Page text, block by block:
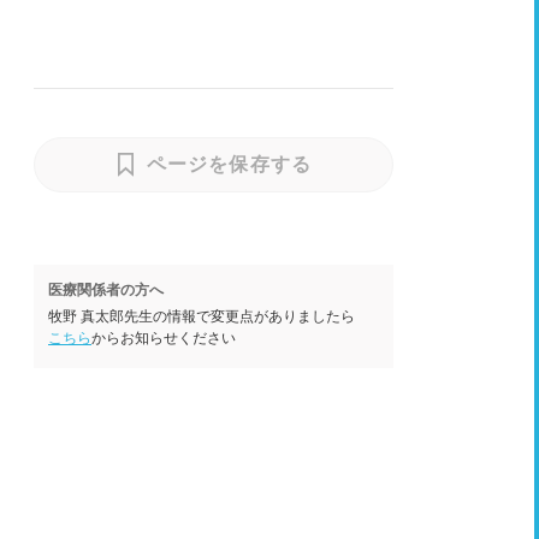
ページを保存する
医療関係者の方へ
牧野 真太郎先生の情報で変更点がありましたら
こちらからお知らせください